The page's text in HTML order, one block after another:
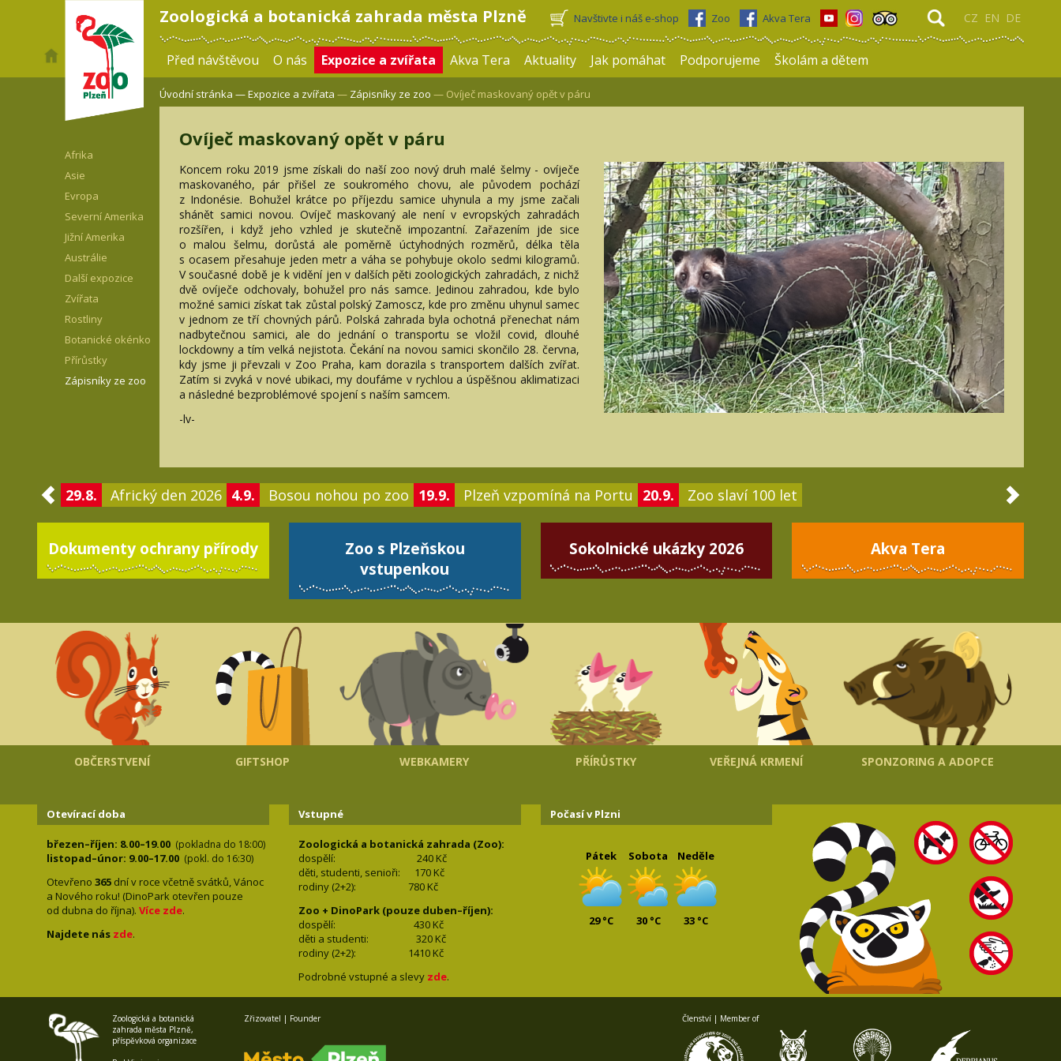
Zoologická a botanická zahrada města Plzně CZ EN DE
Navštivte i náš e-shop Zoo Akva Tera
Před návštěvou O nás Expozice a zvířata Akva Tera Aktuality Jak pomáhat Podporujeme Školám a dětem
Afrika
Asie
Evropa
Severní Amerika
Jižní Amerika
Austrálie
Další expozice
Zvířata
Rostliny
Botanické okénko
Přírůstky
Zápisníky ze zoo
Úvodní stránka —Expozice a zvířata — Zápisníky ze zoo — Ovíječ maskovaný opět v páru
Ovíječ maskovaný opět v páru
Koncem roku 2019 jsme získali do naší zoo nový druh malé šelmy - ovíječe
maskovaného, pár přišel ze soukromého chovu, ale původem pochází
z Indonésie. Bohužel krátce po příjezdu samice uhynula a my jsme začali
shánět samici novou. Ovíječ maskovaný ale není v evropských zahradách
rozšířen, i když jeho vzhled je skutečně impozantní. Zařazením jde sice
o malou šelmu, dorůstá ale poměrně úctyhodných rozměrů, délka těla
s ocasem přesahuje jeden metr a váha se pohybuje okolo sedmi kilogramů.
V současné době je k vidění jen v dalších pěti zoologických zahradách, z nichž
dvě ovíječe odchovaly, bohužel pro nás samce. Jedinou zahradou, kde bylo
možné samici získat tak zůstal polský Zamoscz, kde pro změnu uhynul samec
v jednom ze tří chovných párů. Polská zahrada byla ochotná přenechat nám
nadbytečnou samici, ale do jednání o transportu se vložil covid, dlouhé
lockdowny a tím velká nejistota. Čekání na novou samici skončilo 28. června,
kdy jsme ji převzali v Zoo Praha, kam dorazila s transportem dalších zvířat.
Zatím si zvyká v nové ubikaci, my doufáme v rychlou a úspěšnou aklimatizaci
a následné bezproblémové spojení s naším samcem.
-lv-
29.8. Africký den 2026 4.9. Bosou nohou po zoo 19.9. Plzeň vzpomíná na Portu 20.9. Zoo slaví 100 let
Dokumenty ochrany přírody
Zoo s Plzeňskou
vstupenkou
Sokolnické ukázky 2026 Akva Tera
OBČERSTVENÍ GIFTSHOP WEBKAMERY PŘÍRŮSTKY VEŘEJNÁ KRMENÍ SPONZORING A ADOPCE
Otevírací doba
březen–říjen: 8.00–19.00 (pokladna do 18:00)
listopad–únor: 9.00–17.00 (pokl. do 16:30)
Otevřeno 365 dní v roce včetně svátků, Vánoc
a Nového roku! (DinoPark otevřen pouze
od dubna do října). Více zde.
Najdete nás zde.
Vstupné
Zoologická a botanická zahrada (Zoo):
dospělí:
240 Kč
děti, studenti, senioři: 170Kč
rodiny (2+2): 780Kč
Zoo + DinoPark (pouze duben–říjen):
dospělí: 430Kč
děti a studenti: 320 Kč
rodiny (2+2): 1410 Kč
Podrobné vstupné a slevy zde.
Počasí v Plzni
Pátek
29 °C
Sobota
30 °C
Neděle
33 °C
Zoologická a botanická
zahrada města Plzně,
příspěvková organizace
Zřizovatel | Founder Členství | Member of